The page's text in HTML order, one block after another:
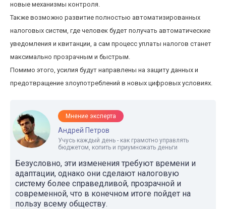
новые механизмы контроля.
Также возможно развитие полностью автоматизированных
налоговых систем, где человек будет получать автоматические
уведомления и квитанции, а сам процесс уплаты налогов станет
максимально прозрачным и быстрым.
Помимо этого, усилия будут направлены на защиту данных и
предотвращение злоупотреблений в новых цифровых условиях.
Мнение эксперта
Андрей Петров
Учусь каждый день - как грамотно управлять
бюджетом, копить и приумножать деньги
Безусловно, эти изменения требуют времени и
адаптации, однако они сделают налоговую
систему более справедливой, прозрачной и
современной, что в конечном итоге пойдет на
пользу всему обществу.